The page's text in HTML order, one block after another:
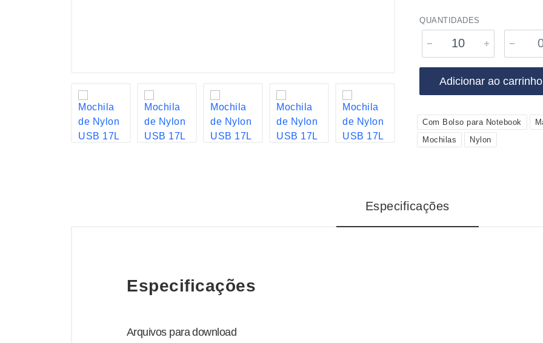
QUANTIDADES
Adicionar ao carrinho
Com Bolso para Notebook
Mochilas
Nylon
Especificações
Especificações
Arquivos para download